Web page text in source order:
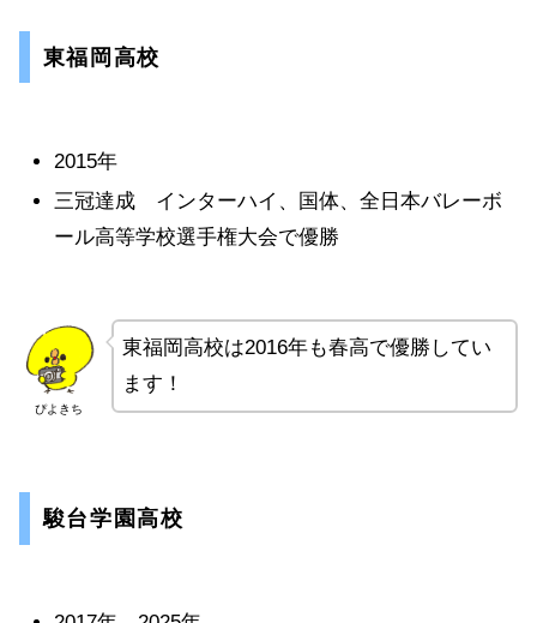
東福岡高校
2015年
三冠達成 インターハイ、国体、全日本バレーボ
ール高等学校選手権大会で優勝
ぴよきち
東福岡高校は2016年も春高で優勝してい
ます！
駿台学園高校